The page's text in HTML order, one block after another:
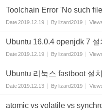
Toolchain Error 'No such
Date2019.12.19 Bylizard2019
Ubuntu 16.0.4 openjdk 7 설
Date2019.12.19 Bylizard2019
Ubuntu 리눅스 fastboot 설치
Date2019.12.13 Bylizard2019
atomic vs volatile vs